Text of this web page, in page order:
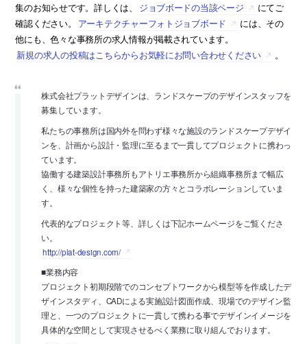
集のお知らせです。詳しくは、
ジョブボードの当該ページ
にてご
確認ください。
アーキテクチャーフォトジョブボード
には、その
他にも、色々な事務所の求人情報が掲載されています。
新規の求人の投稿はこちらからお気軽にお問い合わせください
。
株式会社プラットデザインは、ランドスケープのデザインスタッフを
募集しています。
私たちの事務所は国内外を問わず様々な施設のランドスケープデザイ
ンを、計画から設計・監理に至るまで一貫してプロジェクトに携わっ
ています。
協働する建築設計事務所もアトリエ事務所から組織事務所まで幅広
く、様々な個性を持った建築家の方々とコラボレーションしていま
す。
代表的なプロジェクト等、詳しくは下記ホームページをご覧くださ
い。
http://plat-design.com/
■業務内容
プロジェクト初期段階でのコンセプトワークから模型等を作成したデ
ザインスタディ、CADによる実施設計図面作成、現場でのデザイン監
理と、一つのプロジェクトに一貫して携わる事でデザインイメージを
具体的な空間として実現させるべく業務に取り組んでおります。